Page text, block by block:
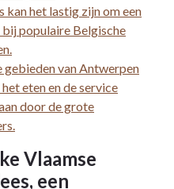
kan het lastig zijn om een
populaire Belgische
van Antwerpen
eten en de service
door de grote
Vlaamse
een